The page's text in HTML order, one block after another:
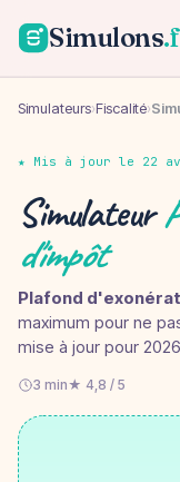
Simulons
Simulateurs›Fiscalité›
★ Mis à jour le 22
Simulateur
d'impôt
Plafond
maximum pour ne
mise à jour pour
3 min★ 4,8 / 5